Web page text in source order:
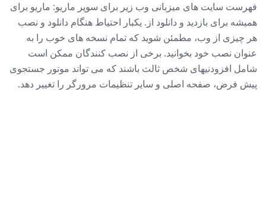
فهرست سایت های میزبانی وب زیر برای سوپر ماریو: ماریو برای
همیشه برای بازدید و دانلود از. یکبار احتیاط هنگام دانلود و نصب
هر چیزی از وب، مطمئن شوید که تمام نسخه های خوب را به
عنوان نصب خود بخوانید. برخی از نصب کنندگان ممکن است
شامل افزودنیهای شخص ثالث باشند که می تواند موتور جستجوی
پیش فرض، صفحه اصلی و سایر تنظیمات مرورگر را تغییر دهد.